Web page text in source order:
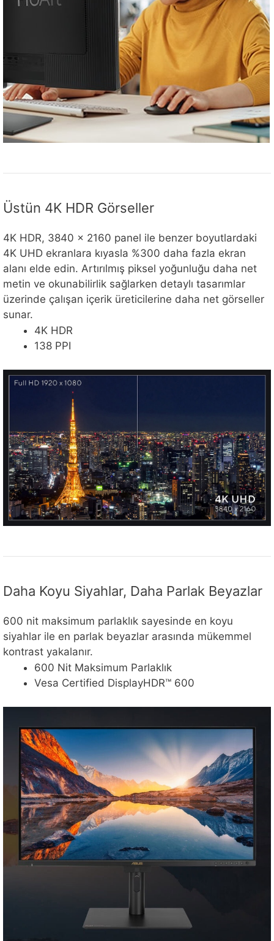
Üstün 4K HDR Görseller
4K HDR, 3840 x 2160 panel ile benzer boyutlardaki
4K UHD ekranlara kıyasla %300 daha fazla ekran
alanı elde edin. Artırılmış piksel yoğunluğu daha net
metin ve okunabilirlik sağlarken detaylı tasarımlar
üzerinde çalışan içerik üreticilerine daha net görseller
sunar.
4K HDR
138 PPI
Daha Koyu Siyahlar, Daha Parlak Beyazlar
600 nit maksimum parlaklık sayesinde en koyu
siyahlar ile en parlak beyazlar arasında mükemmel
kontrast yakalanır.
600 Nit Maksimum Parlaklık
Vesa Certified DisplayHDR™ 600